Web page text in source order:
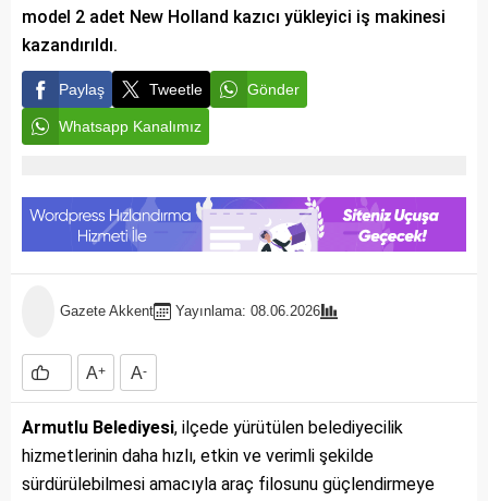
model 2 adet New Holland kazıcı yükleyici iş makinesi
kazandırıldı.
Paylaş Tweetle Gönder
Whatsapp Kanalımız
Gazete Akkent Yayınlama: 08.06.2026
A+ A-
Armutlu Belediyesi, ilçede yürütülen belediyecilik
hizmetlerinin daha hızlı, etkin ve verimli şekilde
sürdürülebilmesi amacıyla araç filosunu güçlendirmeye